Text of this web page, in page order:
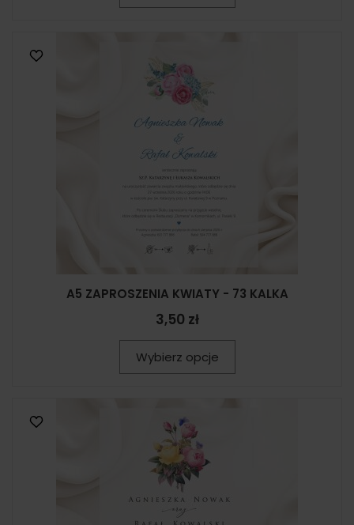
A5 ZAPROSZENIA KWIATY - 73 KALKA
3,50 zł
Wybierz opcje